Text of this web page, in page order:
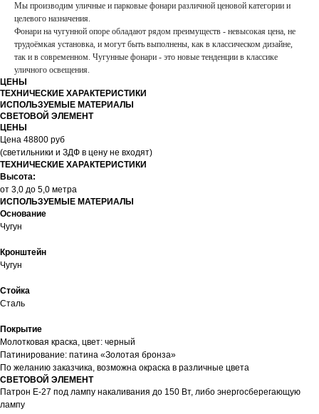
Мы производим уличные и парковые фонари различной ценовой категории и
целевого назначения.
Фонари на чугунной опоре обладают рядом преимуществ - невысокая цена, не
трудоёмкая установка, и могут быть выполнены, как в классическом дизайне,
так и в современном. Чугунные фонари - это новые тенденции в классике
уличного освещения.
ЦЕНЫ
ТЕХНИЧЕСКИЕ ХАРАКТЕРИСТИКИ
ИСПОЛЬЗУЕМЫЕ МАТЕРИАЛЫ
СВЕТОВОЙ ЭЛЕМЕНТ
ЦЕНЫ
Цена 48800 руб
(светильники и ЗДФ в цену не входят)
ТЕХНИЧЕСКИЕ ХАРАКТЕРИСТИКИ
Высота:
от 3,0 до 5,0 метра
ИСПОЛЬЗУЕМЫЕ МАТЕРИАЛЫ
Основание
Чугун
Кронштейн
Чугун
Стойка
Сталь
Покрытие
Молотковая краска, цвет: черный
Патинирование: патина «Золотая бронза»
По желанию заказчика, возможна окраска в различные цвета
СВЕТОВОЙ ЭЛЕМЕНТ
Патрон E-27 под лампу накаливания до 150 Вт, либо энергосберегающую
лампу